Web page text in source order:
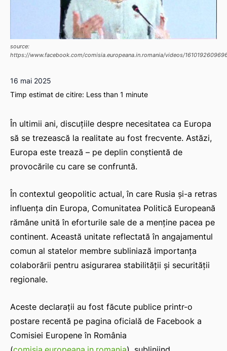
source:
https://www.facebook.com/comisia.europeana.in.romania/videos/
16 mai 2025
Timp estimat de citire: Less than 1 minute
În ultimii ani, discuțiile despre necesitatea ca Europa
să se trezească la realitate au fost frecvente. Astăzi,
Europa este trează – pe deplin conștientă de
provocările cu care se confruntă.
În contextul geopolitic actual, în care Rusia și-a retras
influența din Europa, Comunitatea Politică Europeană
rămâne unită în eforturile sale de a menține pacea pe
continent. Această unitate reflectată în angajamentul
comun al statelor membre subliniază importanța
colaborării pentru asigurarea stabilității și securității
regionale.
Aceste declarații au fost făcute publice printr-o
postare recentă pe pagina oficială de Facebook a
Comisiei Europene în România